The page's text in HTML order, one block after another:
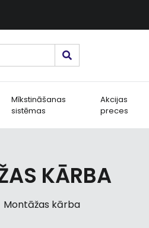
Mīkstināšanas
sistēmas
Akcijas
preces
KĀRBA
Montāžas kārba